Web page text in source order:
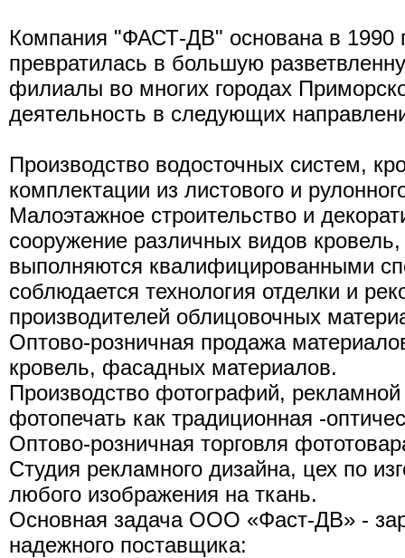
Компания "ФАСТ-ДВ" основана в 1990
превратилась в большую
филиалы во многих городах
деятельность в следующих
Производство водосточных систем,
комплектации из листового и
Малоэтажное строительство и
сооружение различных видов
выполняются квалифицированными
соблюдается технология отделки и
производителей облицовочных
Оптово-розничная продажа
кровель, фасадных материалов.
Производство фотографий,
фотопечать как традиционная -
Оптово-розничная торговля
Студия рекламного дизайна, цех по
любого изображения на ткань.
Основная задача ООО «Фаст-ДВ» -
надежного поставщика: